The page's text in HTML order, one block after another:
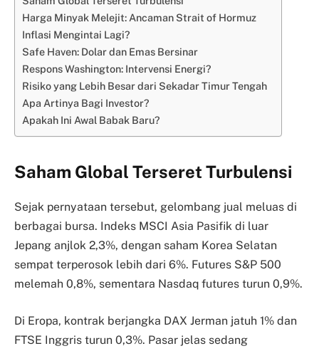
Harga Minyak Melejit: Ancaman Strait of Hormuz
Inflasi Mengintai Lagi?
Safe Haven: Dolar dan Emas Bersinar
Respons Washington: Intervensi Energi?
Risiko yang Lebih Besar dari Sekadar Timur Tengah
Apa Artinya Bagi Investor?
Apakah Ini Awal Babak Baru?
Saham Global Terseret Turbulensi
Sejak pernyataan tersebut, gelombang jual meluas di
berbagai bursa. Indeks MSCI Asia Pasifik di luar
Jepang anjlok 2,3%, dengan saham Korea Selatan
sempat terperosok lebih dari 6%. Futures S&P 500
melemah 0,8%, sementara Nasdaq futures turun 0,9%.
Di Eropa, kontrak berjangka DAX Jerman jatuh 1% dan
FTSE Inggris turun 0,3%. Pasar jelas sedang